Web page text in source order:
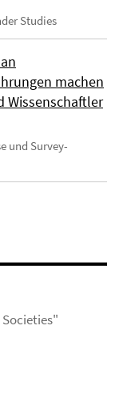
Studies
machen
Wissenschaftler
und Survey-